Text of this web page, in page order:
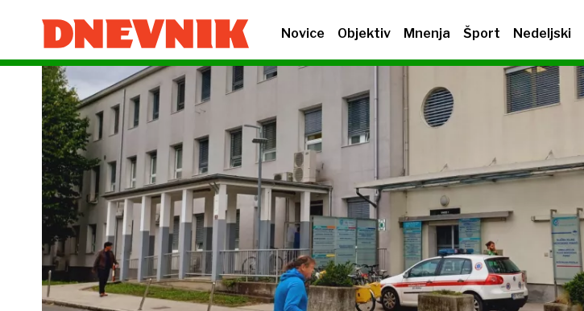
Novice Objektiv Mnenja Šport Nedeljski